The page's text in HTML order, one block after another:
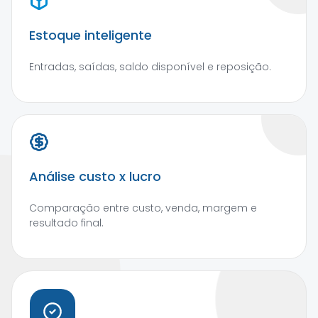
Estoque inteligente
Entradas, saídas, saldo disponível e reposição.
Análise custo x lucro
Comparação entre custo, venda, margem e
resultado final.